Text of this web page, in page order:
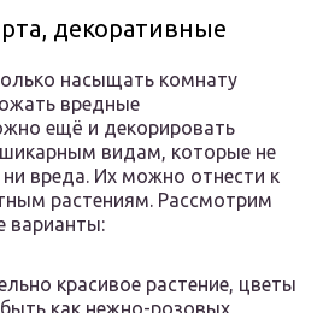
декоративные
насыщать комнату
вредные
ещё и декорировать
видам, которые не
вреда. Их можно отнести к
растениям. Рассмотрим
варианты:
красивое растение, цветы
как нежно-розовых